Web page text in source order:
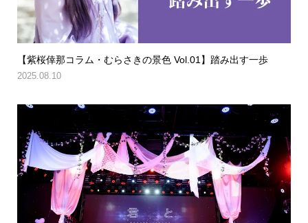
【紫桜倖那コラム・むらさきの景色 Vol.01】踏み出す一歩
2025.08.10